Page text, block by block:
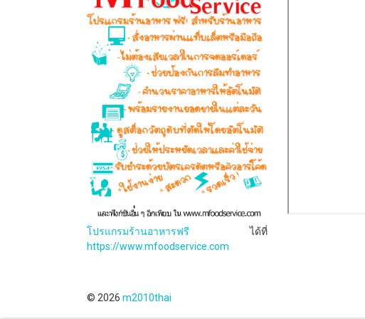
โปรแกรมร้านอาหารฟรี ได้ที่
https://www.mfoodservice.com
© 2026 m2010thai